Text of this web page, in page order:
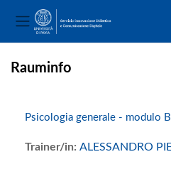
Website-Übersicht
Rauminfo
Psicologia generale - modulo
Trainer/in: ALESSANDRO